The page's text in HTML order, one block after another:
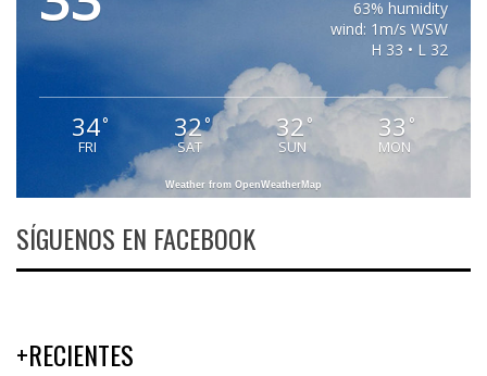
63% humidity
wind: 1m/s WSW
H 33 • L 32
34°
FRI
32°
SAT
32 °
SUN
33 °
MON
Weather from OpenWeatherMap
SÍGUENOS EN FACEBOOK
+RECIENTES